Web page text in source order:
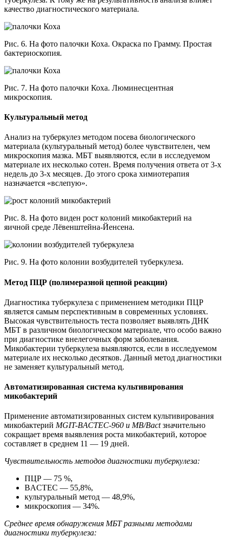
качество диагностического материала.
Рис. 6. На фото палочки Коха. Окраска по Грамму. Простая
бактериоскопия.
Рис. 7. На фото палочки Коха. Люминесцентная
микроскопия.
Культуральный метод
Анализ на туберкулез методом посева биологического
материала (культуральный метод) более чувствителен, чем
микроскопия мазка. МБТ выявляются, если в исследуемом
материале их несколько сотен. Время получения ответа от 3-х
недель до 3-х месяцев. До этого срока химиотерапия
назначается «вслепую».
Рис. 8. На фото виден рост колоний микобактерий на
яичной среде Лёвенштейна-Йенсена.
Рис. 9. На фото колонии возбудителей туберкулеза.
Метод ПЦР (полимеразной цепной реакции)
Диагностика туберкулеза с применением методики ПЦР
является самым перспективным в современных условиях.
Высокая чувствительность теста позволяет выявлять ДНК
МБТ в различном биологическом материале, что особо важно
при диагностике внелегочных форм заболевания.
Микобактерии туберкулеза выявляются, если в исследуемом
материале их несколько десятков. Данный метод диагностики
не заменяет культуральный метод.
Автоматизированная система культивирования
микобактерий
Применение автоматизированных систем культивирования
микобактерий MGIT-BACTEC-960 и MB/Bactзначительно
сокращает время выявления роста микобактерий, которое
составляет в среднем 11 — 19 дней.
Чувствительность методов диагностики туберкулеза:
ПЦР — 75 %,
BACTEC — 55,8%,
культуральный метод — 48,9%,
микроскопия — 34%.
Среднее время обнаружения МБТ разными методами
диагностики туберкулеза: